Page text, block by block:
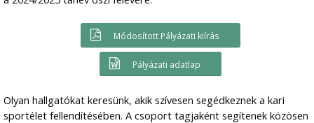
Módosított Pályázati kiírás
Pályázati adatlap
Olyan hallgatókat keresünk, akik szívesen segédkeznek a kari
sportélet fellendítésében. A csoport tagjaként segítenek közösen